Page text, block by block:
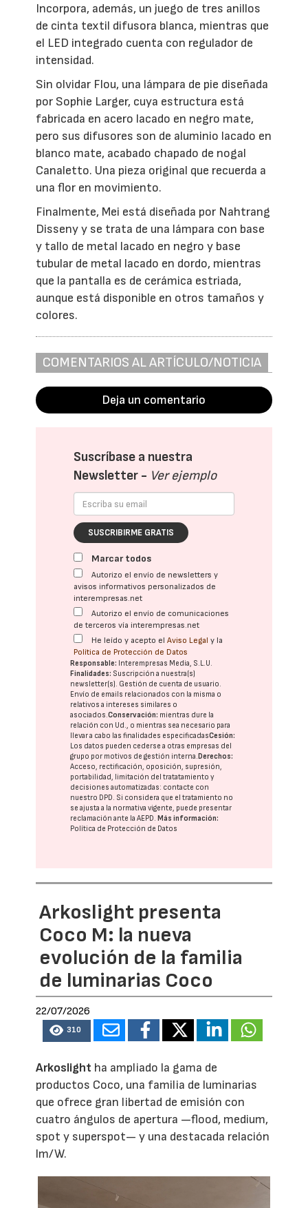
Incorpora, además, un juego de tres anillos
de cinta textil difusora blanca, mientras que
el LED integrado cuenta con regulador de
intensidad.
Sin olvidar Flou, una lámpara de pie diseñada
por Sophie Larger, cuya estructura está
fabricada en acero lacado en negro mate,
pero sus difusores son de aluminio lacado en
blanco mate, acabado chapado de nogal
Canaletto. Una pieza original que recuerda a
una flor en movimiento.
Finalmente, Mei está diseñada por Nahtrang
Disseny y se trata de una lámpara con base
y tallo de metal lacado en negro y base
tubular de metal lacado en dordo, mientras
que la pantalla es de cerámica estriada,
aunque está disponible en otros tamaños y
colores.
COMENTARIOS AL ARTÍCULO/NOTICIA
Deja un comentario
Suscríbase a nuestra
Newsletter - Ver ejemplo
SUSCRIBIRME GRATIS
Marcar todos
Autorizo el envío de newsletters y
avisos informativos personalizados de
interempresas.net
Autorizo el envío de comunicaciones
de terceros vía interempresas.net
He leído y acepto elAviso Legal y la
Política de Protección de Datos
Responsable: Interempresas Media, S.L.U.
Finalidades: Suscripción a nuestra(s)
newsletter(s). Gestión de cuenta de usuario.
Envío de emails relacionados con la misma o
relativos a intereses similares o
asociados.Conservación: mientras dure la
relación con Ud., o mientras sea necesario para
llevar a cabo las finalidades especificadasCesión:
Los datos pueden cederse a otras empresas del
grupo por motivos de gestión interna. Derechos:
Acceso, rectificación, oposición, supresión,
portabilidad, limitación del tratatamiento y
decisiones automatizadas: contacte con
nuestro DPD. Si considera que el tratamiento no
se ajusta a la normativa vigente, puede presentar
reclamación ante laAEPD. Más información:
Política de Protección de Datos
Arkoslight presenta
Coco M: la nueva
evolución de la familia
de luminarias Coco
22/07/2026
310
Arkoslight ha ampliado la gama de
productos Coco, una familia de luminarias
que ofrece gran libertad de emisión con
cuatro ángulos de apertura —flood, medium,
spot y superspot— y una destacada relación
lm/W.